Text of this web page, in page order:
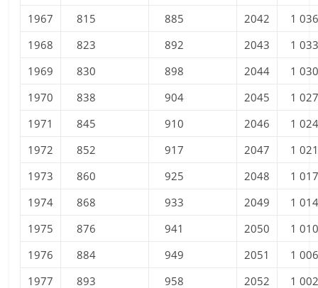
1967
815 885 2042
1
1968
823 892 2043
1
1969
830 898 2044
1
1970
838 904 2045
1
1971
845 910 2046
1
1972
852 917 2047
1
1973
860 925 2048
1
1974
868 933 2049
1
1975
876 941 2050
1
1976
884 949 2051
1
1977
893 958 2052 1